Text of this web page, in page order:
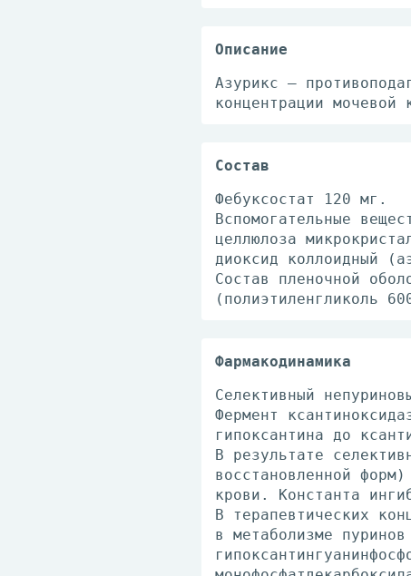
Описание
Азурикс –
концентрации мочевой
Состав
Фебуксостат 120 мг.
Вспомогательные
целлюлоза
диоксид коллоидный
Состав пленочной
(полиэтиленгликоль
Фармакодинамика
Селективный
Фермент
гипоксантина до
В результате
восстановленной
крови. Константа
В терапевтических
в метаболизме